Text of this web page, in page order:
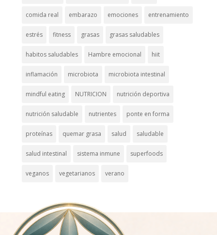
comida real embarazo emociones entrenamiento
estrés fitness grasas grasas saludables
habitos saludables Hambre emocional hiit
inflamación microbiota microbiota intestinal
mindful eating NUTRICION nutrición deportiva
nutrición saludable nutrientes ponte en forma
proteínas quemar grasa salud saludable
salud intestinal sistema inmune superfoods
veganos vegetarianos verano